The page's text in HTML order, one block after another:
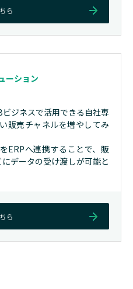
ら
ーション
ジネスで活用できる 自社専
販売チャネルを増やしてみ
ERPへ連携することで、販
データの受け渡しが可能と
ら